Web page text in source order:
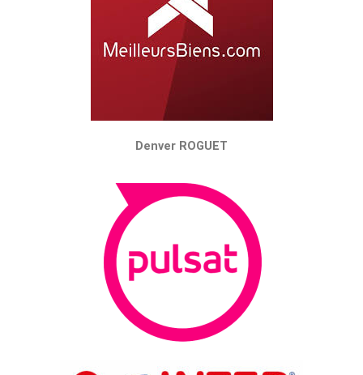
Denver ROGUET